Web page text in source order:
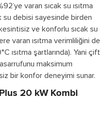
varan sıcak su ısıtma
su debisi sayesinde birden
ve konforlu sıcak su
varan ısıtma verimliliğini de
ısıtma şartlarında). Yani çift
maksimum
bir konfor deneyimi sunar.
20 kW Kombi